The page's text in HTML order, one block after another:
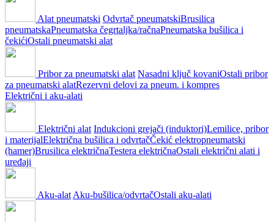
Alat pneumatski Odvrtač pneumatskiBrusilica
pneumatskaPneumatska čegrtaljka/račnaPneumatska bušilica i
čekićiOstali pneumatski alat
Pribor za pneumatski alat Nasadni ključ kovaniOstali pribor
za pneumatski alatRezervni delovi za pneum. i kompres
Električni i aku-alati
Električni alat Indukcioni grejači (induktori)Lemilice, pribor
i materijalElektrična bušilica i odvrtačČekić elektropneumatski
(hamer)Brusilica električnaTestera električnaOstali električni alati i
uređaji
Aku-alat Aku-bušilica/odvrtačOstali aku-alati